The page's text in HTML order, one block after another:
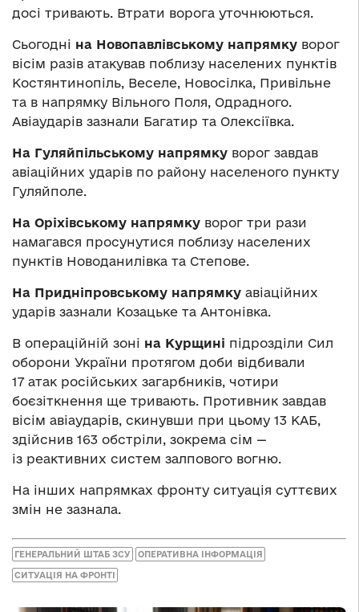
досі тривають. Втрати ворога уточнюються.
Сьогодні на Новопавлівському напрямку ворог
вісім разів атакував поблизу населених пунктів
Костянтинопіль, Веселе, Новосілка, Привільне
та в напрямку Вільного Поля, Одрадного.
Авіаударів зазнали Багатир та Олексіївка.
На Гуляйпільському напрямку ворог завдав
авіаційних ударів по району населеного пункту
Гуляйполе.
На Оріхівському напрямку ворог три рази
намагався просунутися поблизу населених
пунктів Новоданилівка та Степове.
На Придніпровському напрямку авіаційних
ударів зазнали Козацьке та Антонівка.
В операційній зоні на Курщині підрозділи Сил
оборони України протягом доби відбивали
17 атак російських загарбників, чотири
боєзіткнення ще тривають. Противник завдав
вісім авіаударів, скинувши при цьому 13 КАБ,
здійснив 163 обстріли, зокрема сім —
із реактивних систем залпового вогню.
На інших напрямках фронту ситуація суттєвих
змін не зазнала.
ГЕНЕРАЛЬНИЙ ШТАБ ЗСУ ОПЕРАТИВНА ІНФОРМАЦІЯ
СИТУАЦІЯ НА ФРОНТІ